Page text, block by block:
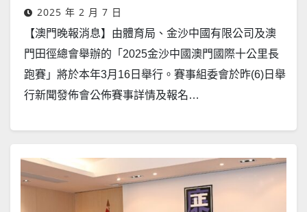
2025 年 2 月 7 日
【澳門晚報消息】由體育局、金沙中國有限公司及澳
門田徑總會舉辦的「2025金沙中國澳門國際十公里長
跑賽」將於本年3月16日舉行。賽事組委會於昨(6)日舉
行新聞發佈會公佈賽事詳情及報名…